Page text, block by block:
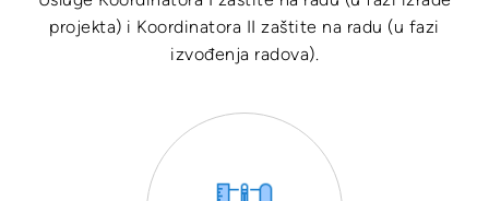
projekta) i Koordinatora II zaštite na radu (u fazi
izvođenja radova).